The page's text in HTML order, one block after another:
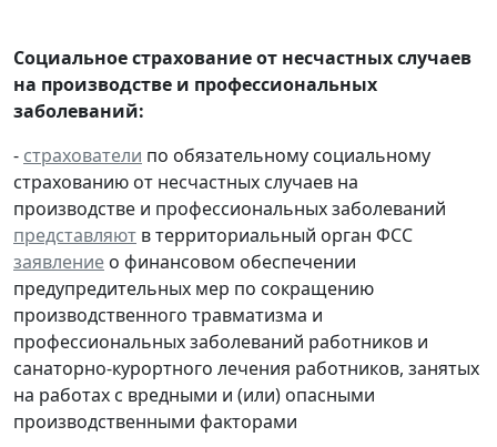
Социальное страхование от несчастных случаев
на производстве и профессиональных
заболеваний:
- страхователи по обязательному социальному
страхованию от несчастных случаев на
производстве и профессиональных заболеваний
представляют в территориальный орган ФСС
заявление о финансовом обеспечении
предупредительных мер по сокращению
производственного травматизма и
профессиональных заболеваний работников и
санаторно-курортного лечения работников, занятых
на работах с вредными и (или) опасными
производственными факторами